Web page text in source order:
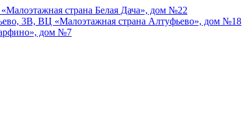
страна Белая Дача», дом №22
3В, ВЦ «Малоэтажная страна Алтуфьево», дом №18
дом №7